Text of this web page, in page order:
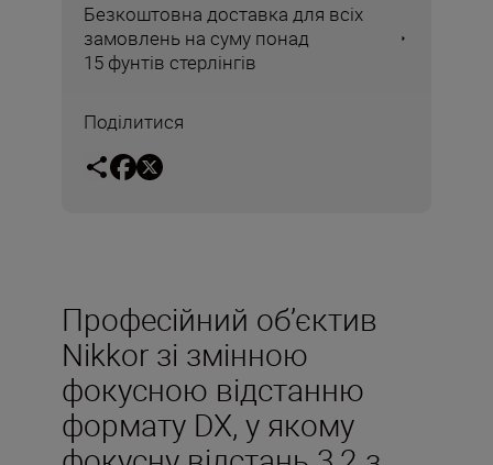
Безкоштовна доставка для всіх
замовлень на суму понад
15 фунтів стерлінгів
Поділитися
Професійний об’єктив
Nikkor зі змінною
фокусною відстанню
формату DX, у якому